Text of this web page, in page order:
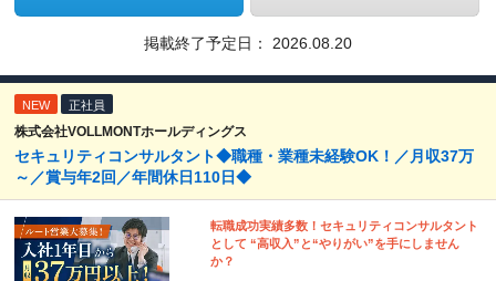
掲載終了予定日： 2026.08.20
NEW 正社員
株式会社VOLLMONTホールディングス
セキュリティコンサルタント◆職種・業種未経験OK！／月収37万
～／賞与年2回／年間休日110日◆
転職成功実績多数！セキュリティコンサルタント
として “高収入”と“やりがい”を手にしません
か？